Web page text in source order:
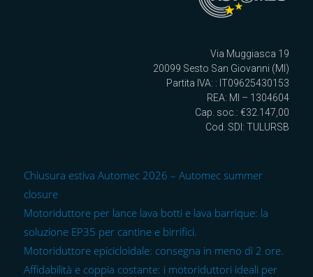
Via Muggiasca 19
20099 Sesto San Giovanni (MI)
Partita IVA: : IT09625430153
REA: MI – 1304604
Cap. soc.: €32.147,00
Cod. SDI: TULURSB
Chiusura estiva Automec 2026 – Automec summer
closure
Motoriduttore per lance lava botti e lava barrique: la
soluzione EP35 per cantine e birrifici.
Motoriduttore epicicloidale: consegna in meno di 2 ore.
Affidabilità e coppia costante: i motoriduttori ideali per